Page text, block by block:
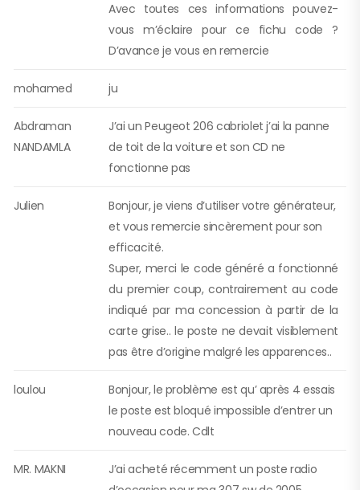
Avec toutes ces informations pouvez-
vous m’éclaire pour ce fichu code ?
D’avance je vous en remercie
mohamed ju
Abdraman
NANDAMLA
J’ai un Peugeot 206 cabriolet j’ai la panne
de toit de la voiture et son CD ne
fonctionne pas
Julien
Bonjour, je viens d’utiliser votre générateur,
et vous remercie sincèrement pour son
efficacité.
Super, merci le code généré a fonctionné
du premier coup, contrairement au code
indiqué par ma concession à partir de la
carte grise.. le poste ne devait visiblement
pas être d’origine malgré les apparences..
loulou
Bonjour, le problème est qu’ après 4 essais
le poste est bloqué impossible d’entrer un
nouveau code. Cdlt
MR. MAKNI
J’ai acheté récemment un poste radio